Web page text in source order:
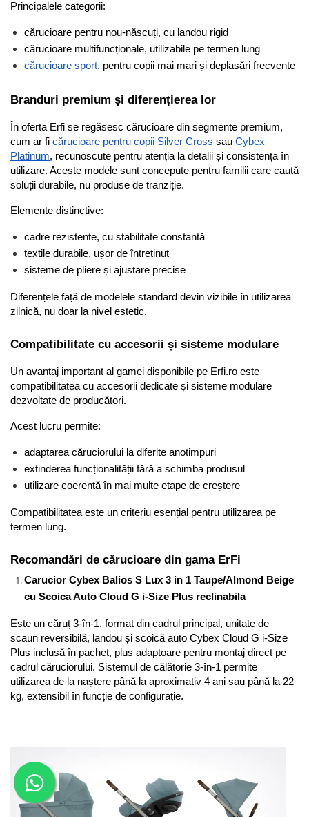
Principalele categorii:
cărucioare pentru nou-născuți, cu landou rigid
cărucioare multifuncționale, utilizabile pe termen lung
cărucioare sport, pentru copii mai mari și deplasări frecvente
Branduri premium și diferențierea lor
În oferta Erfi se regăsesc cărucioare din segmente premium,
cum ar fi cărucioare pentru copii Silver Cross sau Cybex
Platinum, recunoscute pentru atenția la detalii și consistența în
utilizare. Aceste modele sunt concepute pentru familii care caută
soluții durabile, nu produse de tranziție.
Elemente distinctive:
cadre rezistente, cu stabilitate constantă
textile durabile, ușor de întreținut
sisteme de pliere și ajustare precise
Diferențele față de modelele standard devin vizibile în utilizarea
zilnică, nu doar la nivel estetic.
Compatibilitate cu accesorii și sisteme modulare
Un avantaj important al gamei disponibile pe Erfi.ro este
compatibilitatea cu accesorii dedicate și sisteme modulare
dezvoltate de producători.
Acest lucru permite:
adaptarea căruciorului la diferite anotimpuri
extinderea funcționalității fără a schimba produsul
utilizare coerentă în mai multe etape de creștere
Compatibilitatea este un criteriu esențial pentru utilizarea pe
termen lung.
Recomandări de cărucioare din gama ErFi
Carucior Cybex Balios S Lux 3 in 1 Taupe/Almond Beige
cu Scoica Auto Cloud G i-Size Plus reclinabila
Este un căruț 3-în-1, format din cadrul principal, unitate de
scaun reversibilă, landou și scoică auto Cybex Cloud G i-Size
Plus inclusă în pachet, plus adaptoare pentru montaj direct pe
cadrul căruciorului. Sistemul de călătorie 3-în-1 permite
utilizarea de la naștere până la aproximativ 4 ani sau până la 22
kg, extensibil în funcție de configurație.